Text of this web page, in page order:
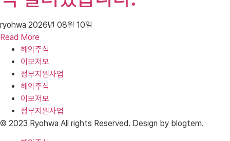
ryohwa 2026년 08월 10일
Read More
해외주식
이모저모
정부지원사업
해외주식
이모저모
정부지원사업
© 2023 Ryohwa All rights Reserved. Design by blogtem.